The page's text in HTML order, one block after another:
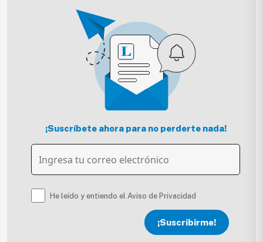
¡Suscríbete ahora para no perderte nada!
He leído y entiendo el Aviso de Privacidad
¡Suscribirme!